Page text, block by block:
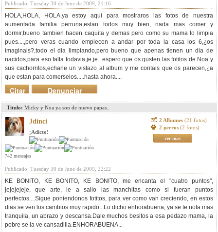
Publicado: Tuesday 30 de June de 2009, 21:16
HOLA,HOLA, HOLA,ya estoy aqui para mostraros las fotos de nuestra
aumentada familia perruna,estan todos muy bien, nada mas comer y
dormir,bueno tambien hacen caquita y demas pero como su mama lo limpia
pues....,pero veras cuando empiecen a andar por toda la casa los 6,¿os
imaginais?,todo el dia limpiando,pero bueno que apenas tienen un dia de
nacidos,para eso falta todavia,je,je...espero que os gusten las fotitos de Noa y
sus cachorritos,echarle un vistazo al album y me contais que os parecen,¿a
que estan para comerselos.....hasta ahora....
Denunciar
mensaje
Citar
Titulo: Micky y Noa ya son de nuevo papas..
Jdinci
¡Adicto!
742 mensajes
2 Albumes (21 fotos)
2 perros (2 fotos)
ver mas
Publicado: Tuesday 30 de June de 2009, 22:22
KE BONITO, KE BONITO, KE BONITO, me encanta el "cuatro puntos",
jejejejeje, que arte, le a salio las manchitas como si fueran puntos
perfectos....Sigue poniendonos fotitos, para ver como van creciendo, en estos
dias se ven los cambios muy rapido...Lo dicho enhorabuena, ya se te nota mas
tranquila, un abrazo y descansa.Dale muchos besitos a esa pedazo mama, la
pobre se la ve cansadilla.ENHORABUENA...